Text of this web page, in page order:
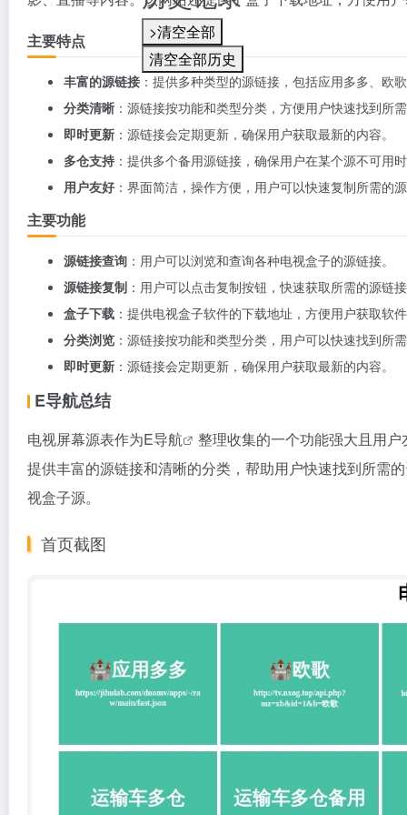
>清空全部
清空全部历史
主要特点
丰富的源链接 ：提供多种类型的源链接，包括应用多多、欧
分类清晰 ：源链接按功能和类型分类，方便用户快速找到所
即时更新 ：源链接会定期更新，确保用户获取最新的内容。
多仓支持 ：提供多个备用源链接，确保用户在某个源不可用
用户友好 ：界面简洁，操作方便，用户可以快速复制所需的
主要功能
源链接查询 ：用户可以浏览和查询各种电视盒子的源链接。
源链接复制 ：用户可以点击复制按钮，快速获取所需的源链
盒子下载 ：提供电视盒子软件的下载地址，方便用户获取软
分类浏览 ：源链接按功能和类型分类，用户可以快速找到所
即时更新 ：源链接会定期更新，确保用户获取最新的内容。
E导航总结
电视屏幕源表作为E导航
整理收集的一个功能强大且用
提供丰富的源链接和清晰的分类，帮助用户快速找到所需
视盒子源。
首页截图